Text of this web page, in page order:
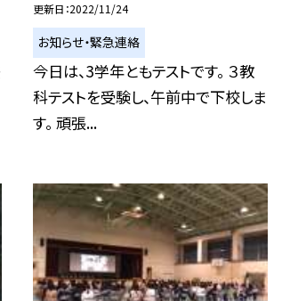
更新日 2022/11/24
お知らせ・緊急連絡
今日は、3学年ともテストです。 ３教
科テストを受験し、午前中で下校しま
す。 頑張...